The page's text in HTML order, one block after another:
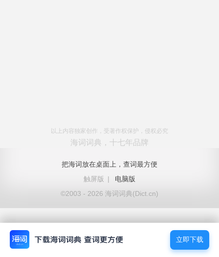
以上内容独家创作，受著作权保护，侵权必究
海词词典，十七年品牌
把海词放在桌面上，查词最方便
触屏版
|
电脑版
©2003 - 2026 海词词典(Dict.cn)
立即下载
立即下载